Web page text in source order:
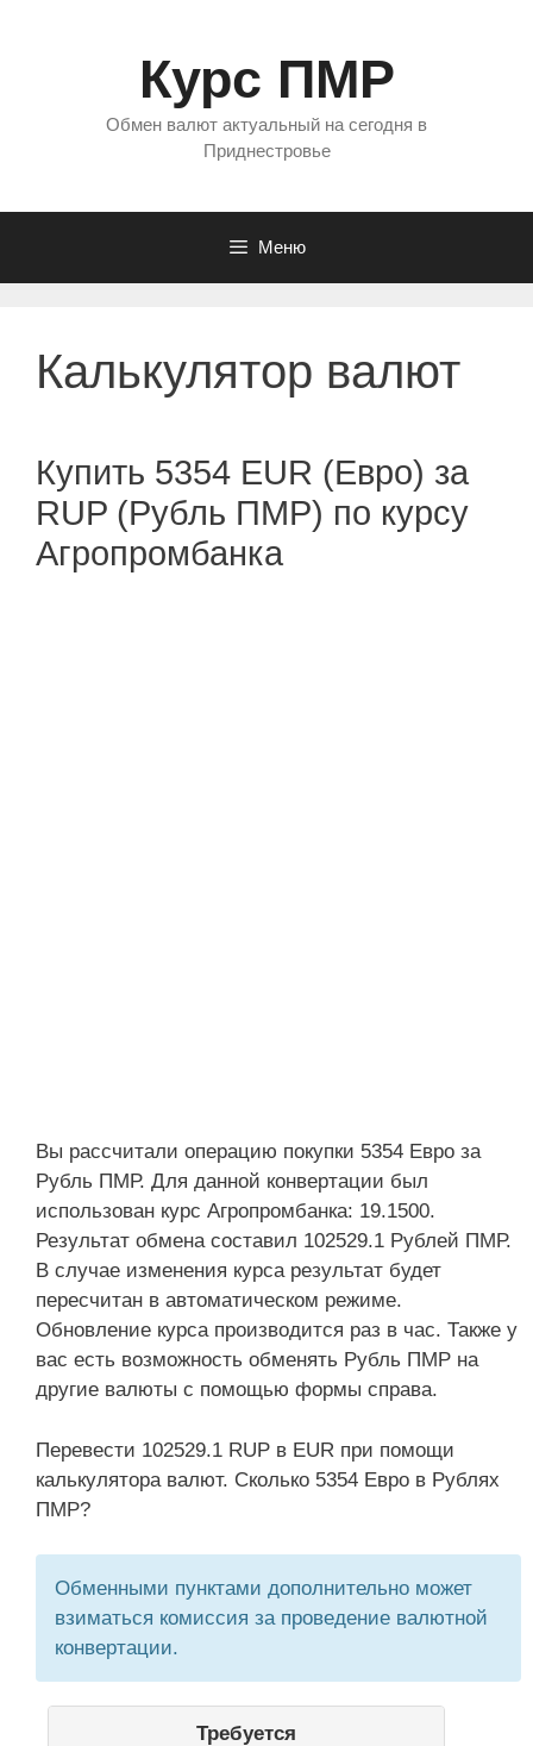
Курс ПМР
Обмен валют актуальный на сегодня в
Приднестровье
Меню
Калькулятор валют
Купить 5354 EUR (Евро) за
RUP (Рубль ПМР) по курсу
Агропромбанка
Вы рассчитали операцию покупки 5354 Евро за
Рубль ПМР. Для данной конвертации был
использован курс Агропромбанка: 19.1500.
Результат обмена составил 102529.1 Рублей ПМР.
В случае изменения курса результат будет
пересчитан в автоматическом режиме.
Обновление курса производится раз в час. Также у
вас есть возможность обменять Рубль ПМР на
другие валюты с помощью формы справа.
Перевести 102529.1 RUP в EUR при помощи
калькулятора валют. Сколько 5354 Евро в Рублях
ПМР?
Обменными пунктами дополнительно может
взиматься комиссия за проведение валютной
конвертации.
Требуется